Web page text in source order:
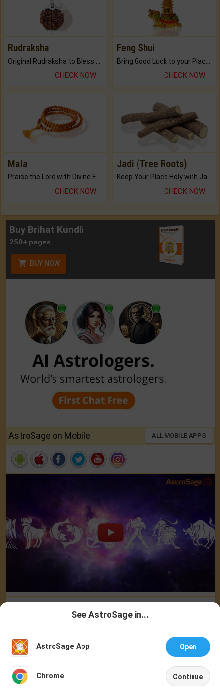
Rudraksha
CHECK NOW
Feng Shui
CHECK NOW
Mala
CHECK NOW
Jadi (Tree Roots)
CHECK NOW
Buy Brihat Kundli
250+ pages
BUY NOW
AstroSage on Mobile ALL MOBILE APPS
AstroSage Magazine
English Year 2026
See AstroSage in...
AstroSage App Open
Chrome Continue
Astrologer
Home Account